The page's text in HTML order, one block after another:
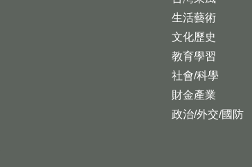
生活藝術
文化歷史
教育學習
社會/科學
財金產業
政治/外交/國防